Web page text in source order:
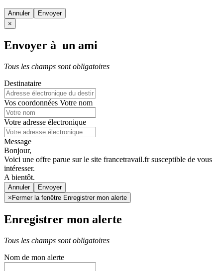
Annuler
×
Envoyer à un ami
Tous les champs sont obligatoires
Destinataire
Vos coordonnées Votre nom
Votre adresse électronique
Message
Bonjour,
Voici une offre parue sur le site francetravail.fr susceptible de vous
intéresser.
A bientôt.
Annuler
× Fermer la fenêtre Enregistrer mon alerte
Enregistrer mon alerte
Tous les champs sont obligatoires
Nom de mon alerte